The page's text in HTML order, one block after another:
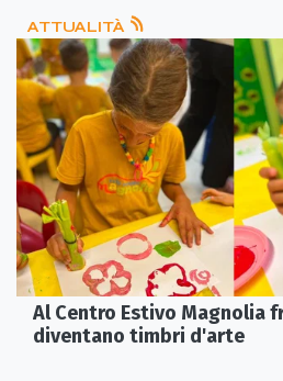
ATTUALITÀ
Al Centro Estivo Magnolia
diventano timbri d'arte